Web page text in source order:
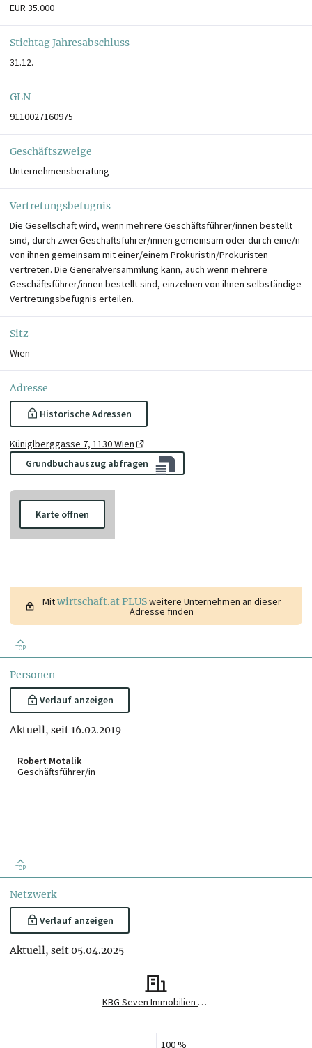
EUR 35.000
Stichtag Jahresabschluss
31.12.
GLN
9110027160975
Geschäftszweige
Unternehmensberatung
Vertretungsbefugnis
Die Gesellschaft wird, wenn mehrere Geschäftsführer/innen bestellt
sind, durch zwei Geschäftsführer/innen gemeinsam oder durch eine/n
von ihnen gemeinsam mit einer/einem Prokuristin/Prokuristen
vertreten. Die Generalversammlung kann, auch wenn mehrere
Geschäftsführer/innen bestellt sind, einzelnen von ihnen selbständige
Vertretungsbefugnis erteilen.
Sitz
Wien
Adresse
Historische Adressen
Küniglberggasse 7, 1130 Wien
Grundbuchauszug abfragen
Karte öffnen
Mitwirtschaft.at PLUSweitere Unternehmen an dieser
Adresse finden
TOP
Personen
Verlauf anzeigen
Aktuell, seit 16.02.2019
Robert Motalik
Geschäftsführer/in
TOP
Netzwerk
Verlauf anzeigen
Aktuell, seit 05.04.2025
KBG Seven Immobilien und Beteiligungs GmbH
100 %